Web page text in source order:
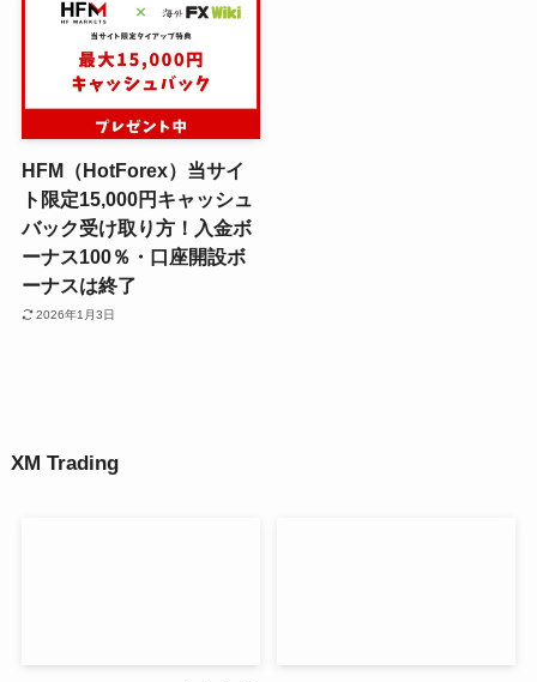
HFM（HotForex）当サイ
ト限定15,000円キャッシュ
バック受け取り方！入金ボ
ーナス100％・口座開設ボ
ーナスは終了
2026年1月3日
XM Trading